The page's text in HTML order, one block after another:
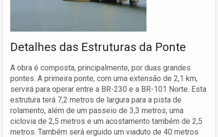
Detalhes das Estruturas da Ponte
A obra é composta, principalmente, por duas grandes
pontes. A primeira ponte, com uma extensão de 2,1 km,
servirá para operar entre a BR-230 e a BR-101 Norte. Esta
estrutura terá 7,2 metros de largura para a pista de
rolamento, além de um passeio de 3,3 metros, uma
ciclovia de 2,5 metros e um acostamento também de 2,5
metros. Também será erguido um viaduto de 40 metros